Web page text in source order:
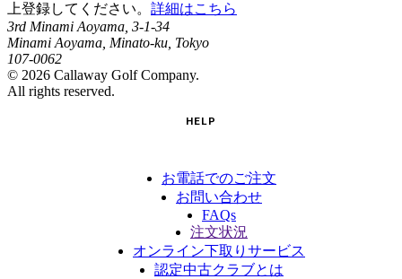
上登録してください。 詳細はこちら
3rd Minami Aoyama, 3-1-34
Minami Aoyama, Minato-ku, Tokyo
107-0062
© 2026 Callaway Golf Company.
All rights reserved.
HELP
お電話でのご注文
お問い合わせ
FAQs
注文状況
オンライン下取りサービス
認定中古クラブとは